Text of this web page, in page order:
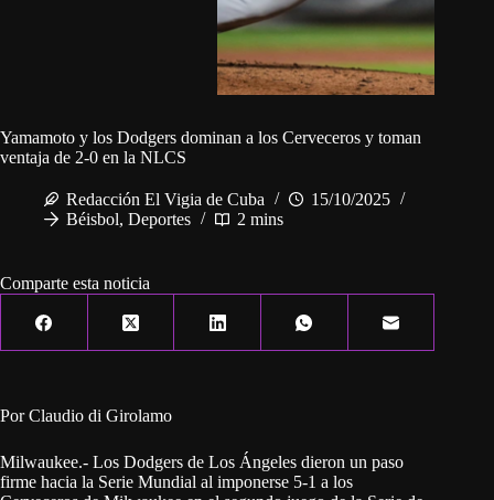
Yamamoto y los Dodgers dominan a los Cerveceros y toman
ventaja de 2-0 en la NLCS
Redacción El Vigia de Cuba
15/10/2025
Béisbol, Deportes 2 mins
Comparte esta noticia
Por Claudio di Girolamo
Milwaukee.- Los Dodgers de Los Ángeles dieron un paso
firme hacia la Serie Mundial al imponerse 5-1 a los